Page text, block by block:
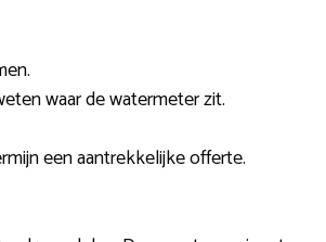
waar de watermeter zit.
een aantrekkelijke offerte.